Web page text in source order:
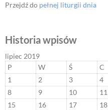
Przejdź do pełnej liturgii dnia
Historia wpisów
lipiec 2019
P
W Ś C
1
2 3 4
8
9 10 11
15
16 17 18